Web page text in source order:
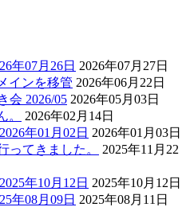
年07月26日 2026年07月27日
インを移管 2026年06月22日
会 2026/05 2026年05月03日
。
2026年02月14日
年01月02日 2026年01月03日
ってきました。
2025年11月22
年10月12日 2025年10月12日
年08月09日 2025年08月11日